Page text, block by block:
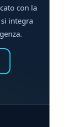
con la
integra